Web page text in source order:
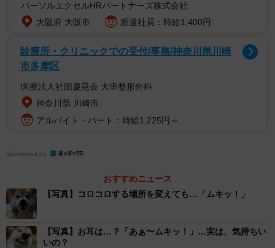
1/9
パーソルエクセルHRパートナーズ株式会社
大阪府 大阪市
派遣社員：時給1,400円
診療所・クリニックでの受付/事務/神奈川県川崎
市多摩区
医療法人社団慶晃会 大串整形外科
神奈川県 川崎市
アルバイト・パート：時給1,225円～
Sponsored by
おすすめニュース
【写真】コロコロする場所を変えても…「ムキッ！」
【写真】お耳は…？「あぁ〜ムキッ！」…実は、気持ちい
いの？